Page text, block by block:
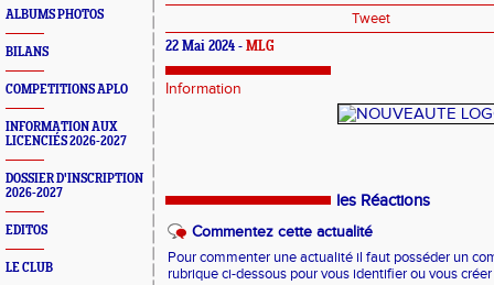
ALBUMS PHOTOS
BILANS
COMPETITIONS APLO
INFORMATION AUX
LICENCIÉS 2026-2027
DOSSIER D'INSCRIPTION
2026-2027
EDITOS
LE CLUB
Tweet
22 Mai 2024 - MLG
Information
les Réactions
Commentez cette actualité
Pour commenter une actualité il faut posséder un
rubrique ci-dessous pour vous identifier ou vous